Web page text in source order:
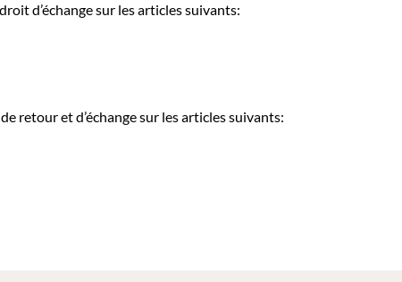
d’échange sur les articles suivants:
retour et d’échange sur les articles suivants: